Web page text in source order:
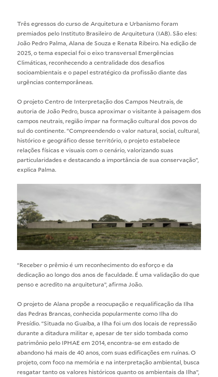
Três egressos do curso de Arquitetura e Urbanismo foram
premiados pelo Instituto Brasileiro de Arquitetura (IAB). São eles:
João Pedro Palma, Alana de Souza e Renata Ribeiro. Na edição de
2025, o tema especial foi o eixo transversal Emergências
Climáticas, reconhecendo a centralidade dos desafios
socioambientais e o papel estratégico da profissão diante das
urgências contemporâneas.
O projeto Centro de Interpretação dos Campos Neutrais, de
autoria de João Pedro, busca aproximar o visitante à paisagem dos
campos neutrais, região ímpar na formação cultural dos povos do
sul do continente. “Compreendendo o valor natural, social, cultural,
histórico e geográfico desse território, o projeto estabelece
relações físicas e visuais com o cenário, valorizando suas
particularidades e destacando a importância de sua conservação”,
explica Palma.
“Receber o prêmio é um reconhecimento do esforço e da
dedicação ao longo dos anos de faculdade. É uma validação do que
penso e acredito na arquitetura”, afirma João.
O projeto de Alana propõe a reocupação e requalificação da Ilha
das Pedras Brancas, conhecida popularmente como Ilha do
Presídio. “Situada no Guaíba, a Ilha foi um dos locais de repressão
durante a ditadura militar e, apesar de ter sido tombada como
patrimônio pelo IPHAE em 2014, encontra-se em estado de
abandono há mais de 40 anos, com suas edificações em ruínas. O
projeto, com foco na memória e na interpretação ambiental, busca
resgatar tanto os valores históricos quanto os ambientais da Ilha”,